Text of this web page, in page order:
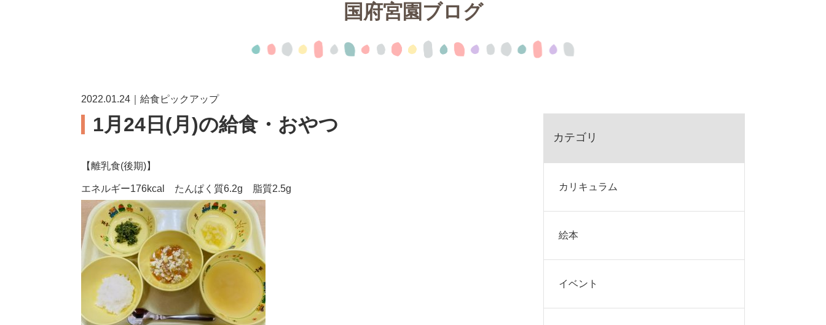
国府宮園ブログ
2022.01.24｜給食ピックアップ
1月24日(月)の給食・おやつ
【離乳食(後期)】
エネルギー176kcal たんぱく質6.2g 脂質2.5g
カテゴリ
カリキュラム
絵本
イベント